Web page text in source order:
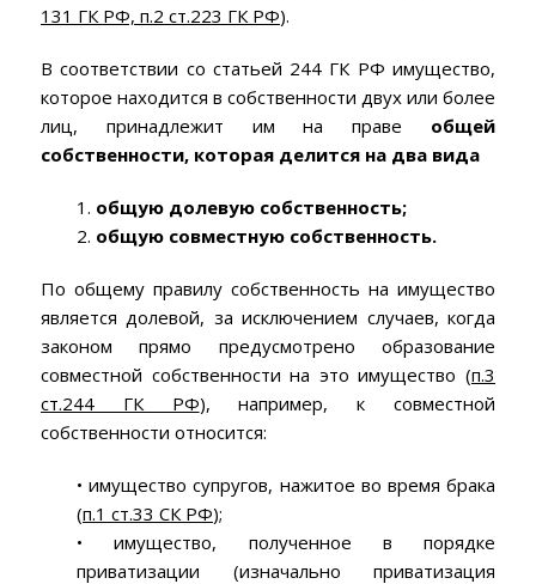
131 ГК РФ, п.2 ст.223 ГК РФ).
В соответствии со статьей 244 ГК РФ имущество,
которое находится в собственности двух или более
лиц, принадлежит им на праве общей
собственности, которая делится на два вида
1. общую долевую собственность;
2. общую совместную собственность.
По общему правилу собственность на имущество
является долевой, за исключением случаев, когда
законом прямо предусмотрено образование
совместной собственности на это имущество (п.3
ст.244 ГК РФ), например, к совместной
собственности относится:
• имущество супругов, нажитое во время брака
(п.1 ст.33 СК РФ);
• имущество, полученное в порядке
приватизации (изначально приватизация